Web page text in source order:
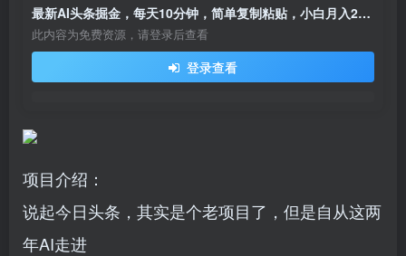
最新AI头条掘金，每天10分钟，简单复制粘贴，小白月入2万+
此内容为免费资源，请登录后查看
登录查看
项目介绍：
说起今日头条，其实是个老项目了，但是自从这两
年AI走进